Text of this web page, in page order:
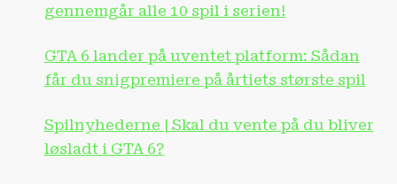
gennemgår alle 10 spil i serien!
GTA 6 lander på uventet platform: Sådan
får du snigpremiere på årtiets største spil
Spilnyhederne | Skal du vente på du bliver
løsladt i GTA 6?